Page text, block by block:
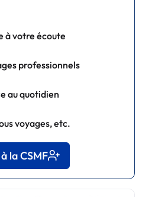
à votre écoute
professionnels
au quotidien
voyages, etc.
la CSMF